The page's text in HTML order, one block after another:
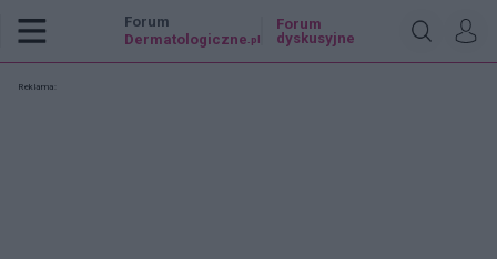
Forum
Dermatologiczne .pl
Forum
dyskusyjne
Reklama: